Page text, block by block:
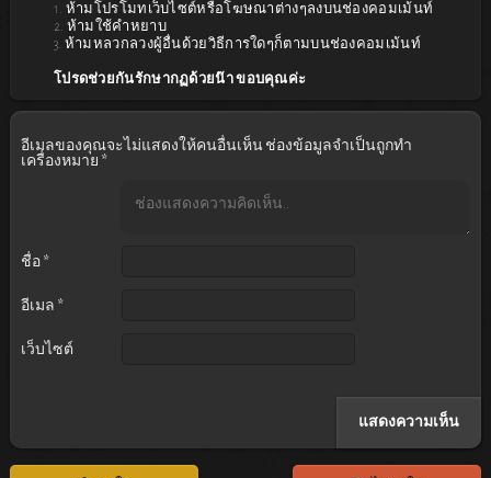
Season 6จะลงตอนไหนครับ
30 มกราคม 2023 เวลา 4:28 น.
1. ห้ามโปรโมทเว็บไซต์หรือโฆษณาต่างๆลงบนช่องคอมเม้นท์
2. ห้ามใช้คำหยาบ
3. ห้ามหลวกลวงผู้อื่นด้วยวิธีการใดๆก็ตามบนช่องคอมเม้นท์
โปรดช่วยกันรักษากฏด้วยน๊า ขอบคุณค่ะ
อีเมลของคุณจะไม่แสดงให้คนอื่นเห็น ช่องข้อมูลจำเป็นถูกทำ
เครื่องหมาย *
ชื่อ *
อีเมล *
เว็บไซต์